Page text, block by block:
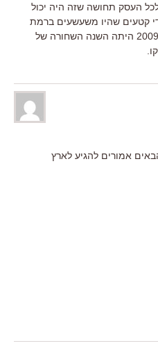
העסק תחושה שזה היה יכול
קטעים שהיו משעשעים ברמת
הרעיון ופוספסו ברמת הביצוע. וכן 2009 היתה השנה השחורה של
אמורים להגיע לארץ